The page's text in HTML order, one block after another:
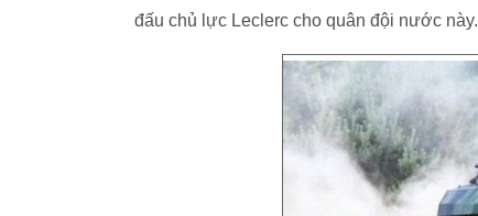
đấu chủ lực Leclerc cho quân đội nước này.